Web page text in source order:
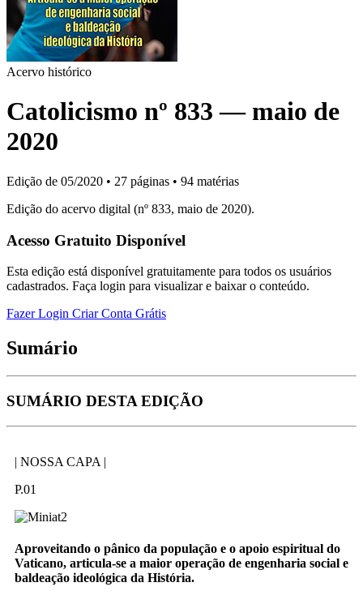
Acervo histórico
Catolicismo nº 833 — maio de
2020
Edição de 05/2020 • 27 páginas • 94 matérias
Edição do acervo digital (nº 833, maio de 2020).
Acesso Gratuito Disponível
Esta edição está disponível gratuitamente para todos os usuários
cadastrados. Faça login para visualizar e baixar o conteúdo.
Fazer Login Criar Conta Grátis
Sumário
SUMÁRIO DESTA EDIÇÃO
| NOSSA CAPA |
P.01
Aproveitando o pânico da população e o apoio espiritual do
Vaticano, articula-se a maior operação de engenharia social e
baldeação ideológica da História.